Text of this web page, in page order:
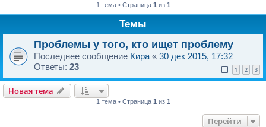
1 тема • Страница 1 из 1
Темы
Проблемы у того, кто ищет проблему
Последнее сообщение Кира « 30 дек 2015, 17:32
Ответы: 23 1 2 3
Новая тема
1 тема • Страница 1 из 1
Перейти